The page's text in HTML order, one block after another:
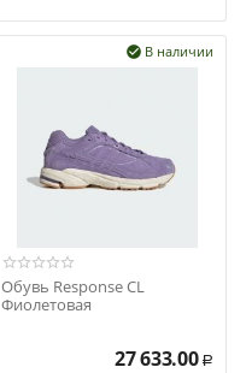
В наличии

Обувь Response CL
Фиолетовая
27 633.00 Р